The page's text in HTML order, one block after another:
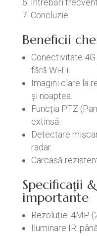
Întrebări
Concluzie
Beneficii
Conectivitate
fără Wi-Fi.
Imagini clare la
și noaptea.
Funcția PTZ
extinsă.
Detectare
radar.
Carcasă
Specificații
importante
Rezoluție: 4MP
Iluminare IR: